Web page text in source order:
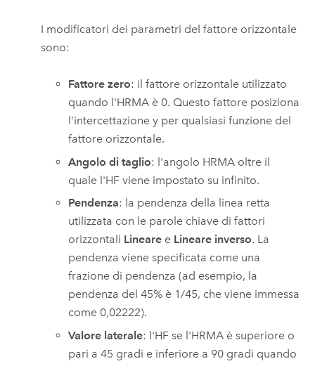
I modificatori dei parametri del fattore orizzontale
sono:
Fattore zero: il fattore orizzontale utilizzato
quando l'HRMA è 0. Questo fattore posiziona
l’intercettazione y per qualsiasi funzione del
fattore orizzontale.
Angolo di taglio: l'angolo HRMA oltre il
quale l'HF viene impostato su infinito.
Pendenza: la pendenza della linea retta
utilizzata con le parole chiave di fattori
orizzontali Lineare e Lineare inverso. La
pendenza viene specificata come una
frazione di pendenza (ad esempio, la
pendenza del 45% è 1/45, che viene immessa
come 0,02222).
Valore laterale: l'HF se l'HRMA è superiore o
pari a 45 gradi e inferiore a 90 gradi quando